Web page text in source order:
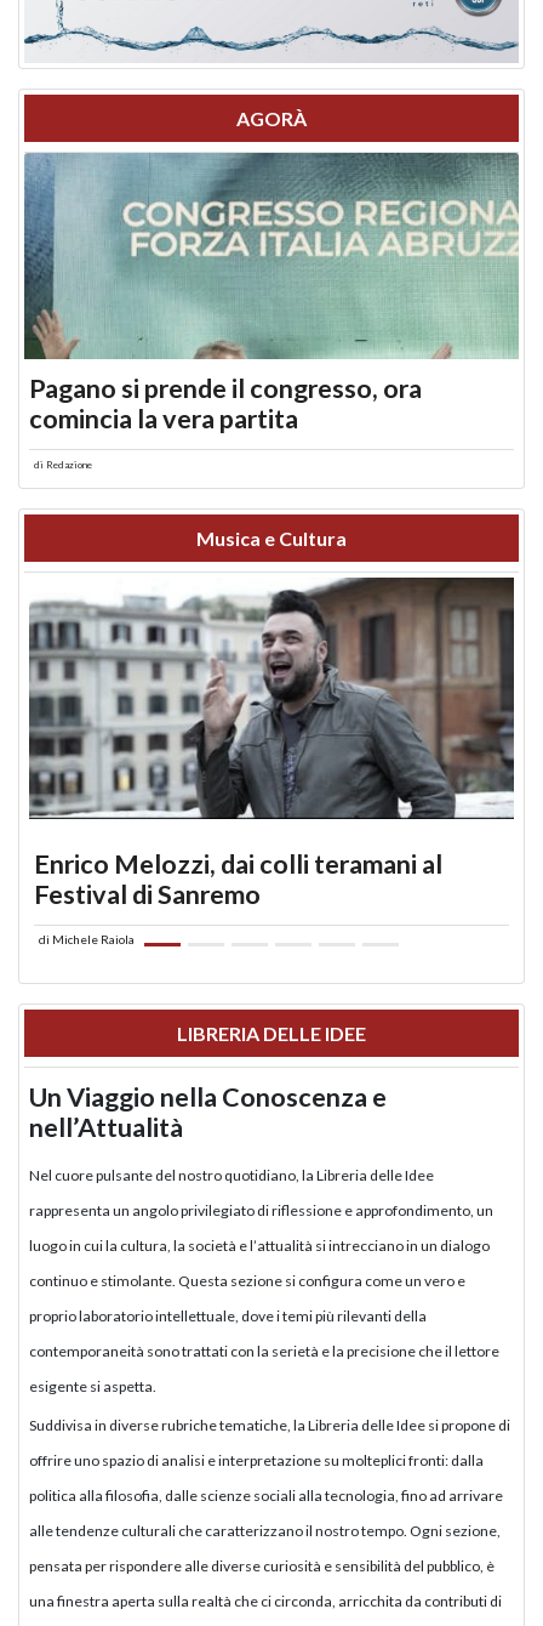
AGORÀ
Pagano si prende il congresso, ora
comincia la vera partita
di Redazione
Musica e Cultura
Enrico Melozzi, dai colli teramani al
Festival di Sanremo
di Michele Raiola
LIBRERIA DELLE IDEE
Un Viaggio nella Conoscenza e
nell’Attualità
Nel cuore pulsante del nostro quotidiano, la Libreria delle Idee
rappresenta un angolo privilegiato di riflessione e approfondimento, un
luogo in cui la cultura, la società e l’attualità si intrecciano in un dialogo
continuo e stimolante. Questa sezione si configura come un vero e
proprio laboratorio intellettuale, dove i temi più rilevanti della
contemporaneità sono trattati con la serietà e la precisione che il lettore
esigente si aspetta.
Suddivisa in diverse rubriche tematiche, la Libreria delle Idee si propone di
offrire uno spazio di analisi e interpretazione su molteplici fronti: dalla
politica alla filosofia, dalle scienze sociali alla tecnologia, fino ad arrivare
alle tendenze culturali che caratterizzano il nostro tempo. Ogni sezione,
pensata per rispondere alle diverse curiosità e sensibilità del pubblico, è
una finestra aperta sulla realtà che ci circonda, arricchita da contributi di